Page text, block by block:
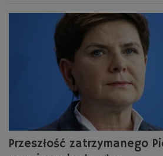
Przeszłość zatrzymanego